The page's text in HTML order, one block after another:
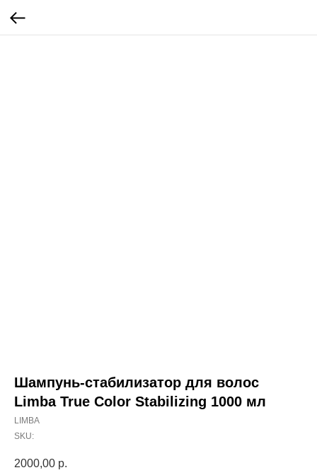
Шампунь-стабилизатор для волос
Limba True Color Stabilizing 1000 мл
LIMBA
SKU:
2000,00 р.